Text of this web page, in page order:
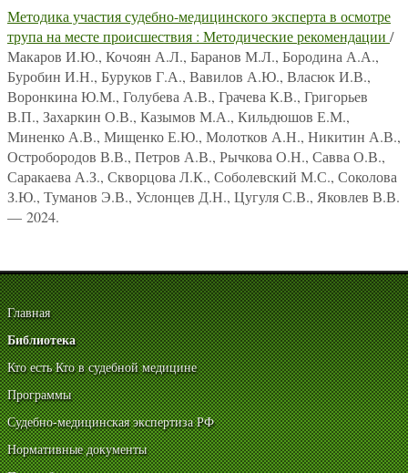
Методика участия судебно-медицинского эксперта в осмотре
трупа на месте происшествия : Методические рекомендации /
Макаров И.Ю., Кочоян А.Л., Баранов М.Л., Бородина А.А.,
Буробин И.Н., Буруков Г.А., Вавилов А.Ю., Власюк И.В.,
Воронкина Ю.М., Голубева А.В., Грачева К.В., Григорьев
В.П., Захаркин О.В., Казымов М.А., Кильдюшов Е.М.,
Миненко А.В., Мищенко Е.Ю., Молотков А.Н., Никитин А.В.,
Остробородов В.В., Петров А.В., Рычкова О.Н., Савва О.В.,
Саракаева А.З., Скворцова Л.К., Соболевский М.С., Соколова
З.Ю., Туманов Э.В., Услонцев Д.Н., Цугуля С.В., Яковлев В.В.
— 2024.
Главная
Библиотека
Кто есть Кто в судебной медицине
Программы
Судебно-медицинская экспертиза РФ
Нормативные документы